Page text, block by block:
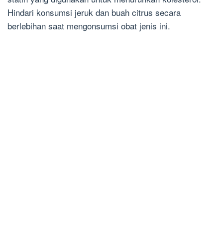
Hindari konsumsi jeruk dan buah citrus secara
berlebihan saat mengonsumsi obat jenis ini.